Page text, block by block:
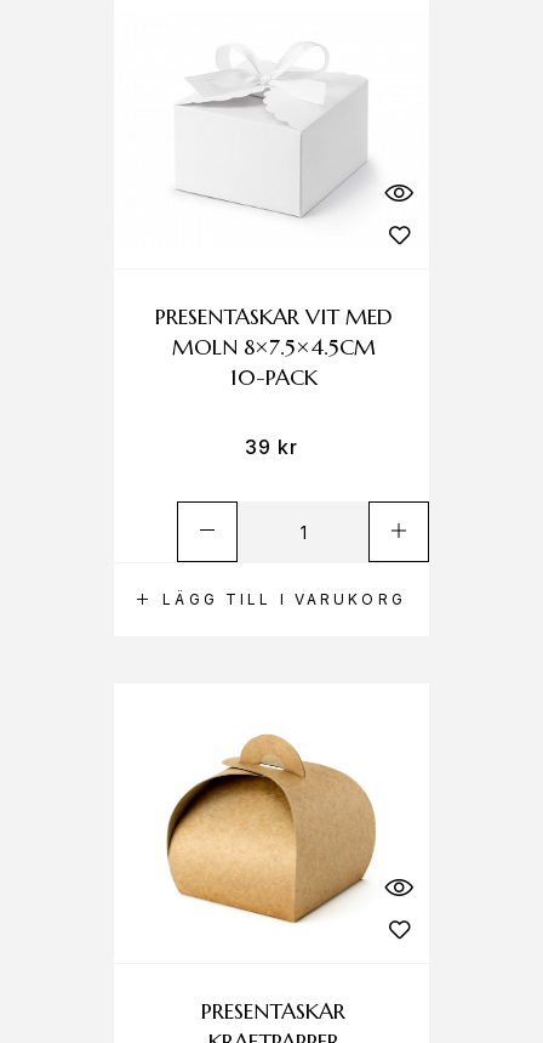
LÄGG TILL I VARUKORG
PRESENTASKAR VIT MED
MOLN 8×7.5×4.5CM
10-PACK
39 kr
PRESENTASKAR